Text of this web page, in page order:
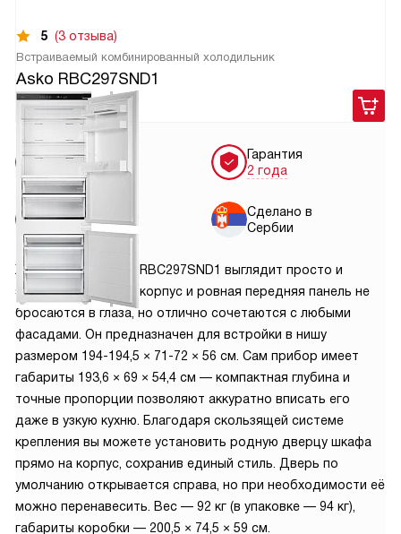
5 (3 отзыва)
Встраиваемый комбинированный холодильник
Asko RBC297SND1
169 900руб.
Бесплатная
доставка
Бесплатная
установка
Гарантия
2 года
Сделано в
Сербии
Холодильник ASKO RBC297SND1 выглядит просто и
элегантно: светлый корпус и ровная передняя панель не
бросаются в глаза, но отлично сочетаются с любыми
фасадами. Он предназначен для встройки в нишу
размером 194-194,5 × 71-72 × 56 см. Сам прибор имеет
габариты 193,6 × 69 × 54,4 см — компактная глубина и
точные пропорции позволяют аккуратно вписать его
даже в узкую кухню. Благодаря скользящей системе
крепления вы можете установить родную дверцу шкафа
прямо на корпус, сохранив единый стиль. Дверь по
умолчанию открывается справа, но при необходимости её
можно перенавесить. Вес — 92 кг (в упаковке — 94 кг),
габариты коробки — 200,5 × 74,5 × 59 см.